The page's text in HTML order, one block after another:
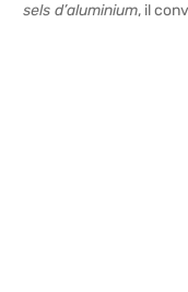
sels d’aluminium, il